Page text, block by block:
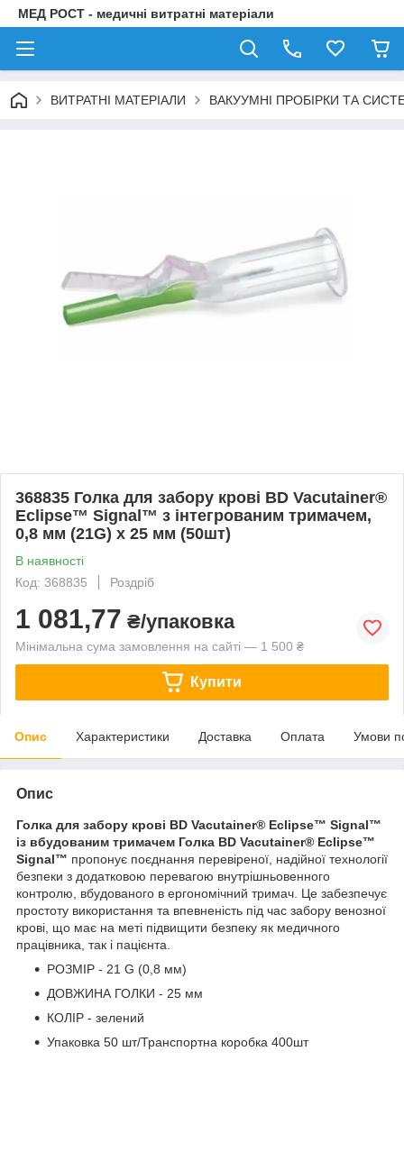
МЕД РОСТ - медичні витратні матеріали
ВИТРАТНІ МАТЕРІАЛИ ВАКУУМНІ ПРОБІРКИ ТА
368835 Голка для забору крові BD Vacutainer®
Eclipse™ Signal™ з інтегрованим тримачем,
0,8 мм (21G) x 25 мм (50шт)
В наявності
Код: 368835
Роздріб
1 081,77 ₴/упаковка
Мінімальна сума замовлення на сайті — 1 500 ₴
Купити
Опис Характеристики Доставка Оплата Умови
Опис
Голка для забору крові BD Vacutainer® Eclipse™ Signal™
із вбудованим тримачем Голка BD Vacutainer® Eclipse™
Signal™ пропонує поєднання перевіреної, надійної технології
безпеки з додатковою перевагою внутрішньовенного
контролю, вбудованого в ергономічний тримач. Це забезпечує
простоту використання та впевненість під час забору венозної
крові, що має на меті підвищити безпеку як медичного
працівника, так і пацієнта.
РОЗМІР - 21 G (0,8 мм)
ДОВЖИНА ГОЛКИ - 25 мм
КОЛІР - зелений
Упаковка 50 шт/Транспортна коробка 400шт